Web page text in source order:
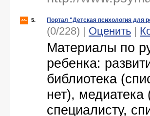
5. Портал "Детская психология для
(0/228) | Оценить |
Материалы по
ребенка:
библиотека
нет),
специалисту,